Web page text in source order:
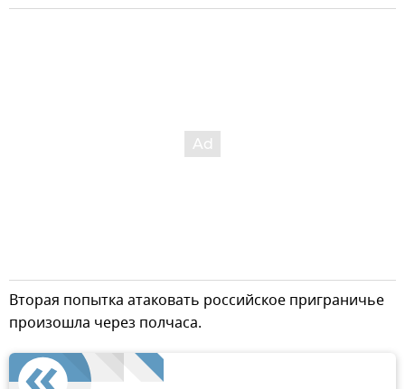
Вторая попытка атаковать российское приграничье
произошла через полчаса.